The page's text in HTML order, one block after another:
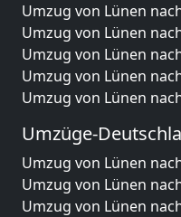
Umzug von Lünen
Umzug von Lünen
Umzug von Lünen
Umzug von Lünen
Umzug von Lünen
Umzüge-
Umzug von Lünen
Umzug von Lünen
Umzug von Lünen